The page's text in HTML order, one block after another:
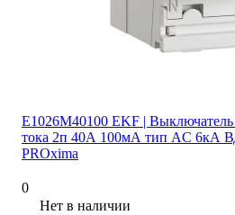
E1026M40100 EKF |
тока 2п 40А 100мА тип AC 6кА
PROxima
0
Нет в наличии